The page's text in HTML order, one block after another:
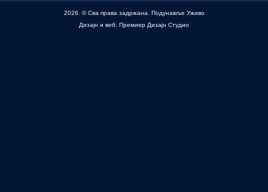
2026. © Сва права задржана. Подунавље Уживо
Дизајн и веб: Премиер Дизајн Студио